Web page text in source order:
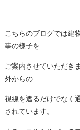
こちらのブログでは建
事の様子を
ご案内させていただき
外からの
視線を遮るだけでなく
されています。